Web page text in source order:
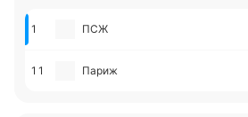
1 ПСЖ
11 Париж